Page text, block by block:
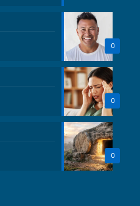
0
0
0